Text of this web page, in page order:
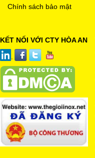
Chính sách bảo mật
KẾT NỐI VỚI CTY HÒA AN